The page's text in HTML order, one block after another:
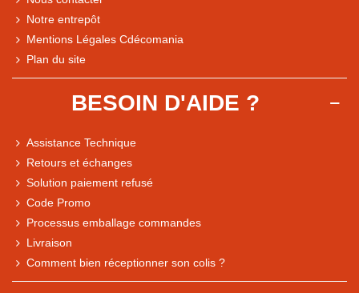
Notre entrepôt
Mentions Légales Cdécomania
Plan du site
BESOIN D'AIDE ?
Assistance Technique
Retours et échanges
Solution paiement refusé
Code Promo
Processus emballage commandes
Livraison
Comment bien réceptionner son colis ?